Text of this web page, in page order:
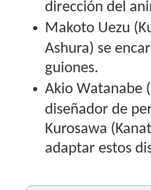
dirección del
Makoto Uezu
Ashura) se
guiones.
Akio Watanabe
diseñador de
Kurosawa
adaptar estos